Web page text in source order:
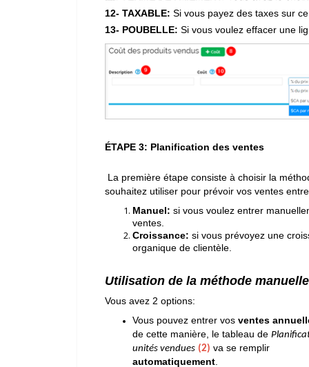
12- TAXABLE: Si vous payez des taxes sur
13- POUBELLE: Si vous voulez effacer une
ÉTAPE 3: Planification des ventes
La première étape consiste à choisir la
souhaitez utiliser pour prévoir vos ventes
Manuel: si vous voulez entrer
ventes.
Croissance: si vous prévoyez une
organique de clientèle.
Utilisation de la méthode
Vous avez 2 options:
Vous pouvez entrer vos ventes
de cette manière, le tableau de
unités vendues (2) va se remplir
automatiquement